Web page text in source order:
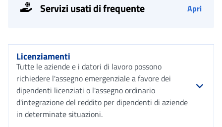
Licenziamenti
Tutte le aziende e i datori di lavoro possono
richiedere l'assegno emergenziale a favore dei
dipendenti licenziati o l'assegno ordinario
d'integrazione del reddito per dipendenti di aziende
in determinate situazioni.
Servizi usati di frequente Apri